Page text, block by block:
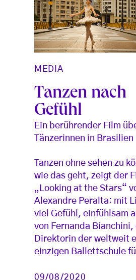
MEDIA
Tanzen nach
Gefühl
Ein berührender Film
Tänzerinnen in Brasilien
Tanzen ohne sehen zu
wie das geht, zeigt der
„Looking at the Stars“
Alexandre Peralta: mit
viel Gefühl, einfühlsam
von Fernanda Bianchini,
Direktorin der weltweit
einzigen Ballettschule
09/08/2020